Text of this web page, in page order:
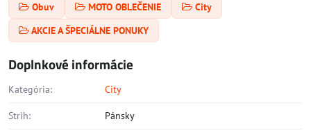
Obuv MOTO OBLEČENIE
City
AKCIE A ŠPECIÁLNE PONUKY
Doplnkové informácie
Kategória: City
Strih: Pánsky